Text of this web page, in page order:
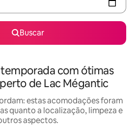
Buscar
com ótimas
de Lac Mégantic
estas acomodações foram
quanto a localização, limpeza e
aspectos.